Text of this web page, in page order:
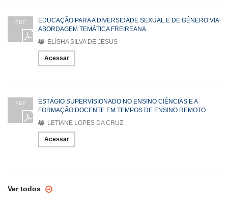
PDF
EDUCAÇÃO PARA A DIVERSIDADE SEXUAL E DE GÊNERO VIA
ABORDAGEM TEMÁTICA FREIREANA
ELÍSHA SILVA DE JESUS
Acessar
PDF
ESTÁGIO SUPERVISIONADO NO ENSINO CIÊNCIAS E A
FORMAÇÃO DOCENTE EM TEMPOS DE ENSINO REMOTO
LETIANE LOPES DA CRUZ
Acessar
Ver todos